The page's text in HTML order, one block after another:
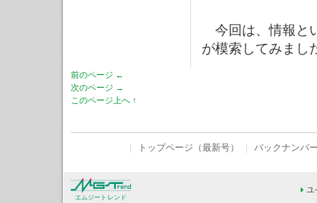
今回は、情報と
が模索してみまし
前のページ ←
次のページ →
このページ上へ ↑
トップページ（最新号） バックナンバ
エムジートレンド